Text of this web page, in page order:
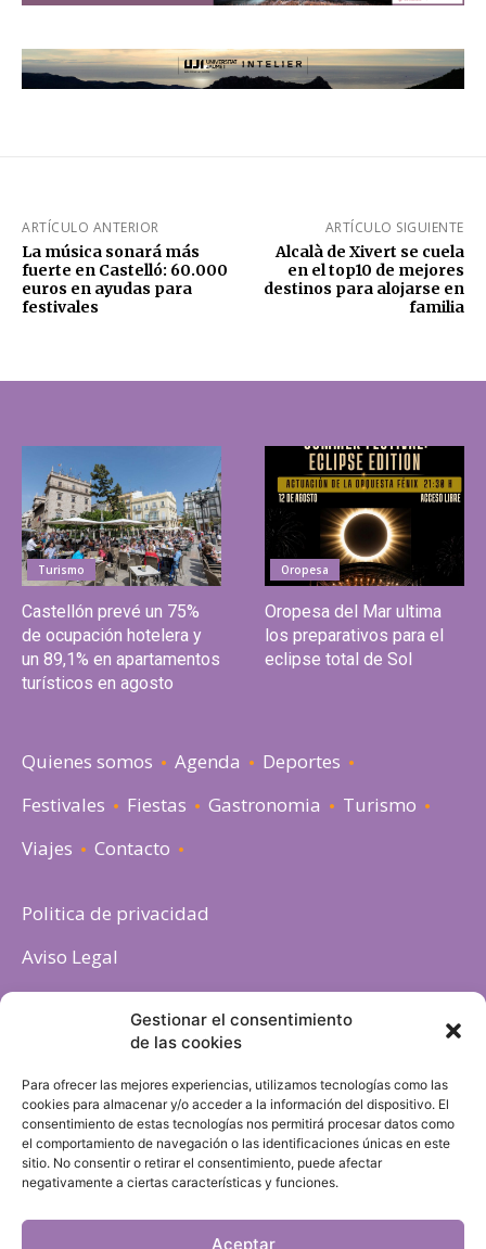
Gestionar el consentimiento
de las cookies
Para ofrecer las mejores experiencias, utilizamos tecnologías como las
cookies para almacenar y/o acceder a la información del dispositivo. El
consentimiento de estas tecnologías nos permitirá procesar datos como
el comportamiento de navegación o las identificaciones únicas en este
sitio. No consentir o retirar el consentimiento, puede afectar
negativamente a ciertas características y funciones.
Aceptar
ARTÍCULO ANTERIOR
La música sonará más
fuerte en Castelló: 60.000
euros en ayudas para
festivales
ARTÍCULO SIGUIENTE
Alcalà de Xivert se cuela
en el top10 de mejores
destinos para alojarse en
familia
Turismo
Castellón prevé un 75%
de ocupación hotelera y
un 89,1% en apartamentos
turísticos en agosto
Oropesa
Oropesa del Mar ultima
los preparativos para el
eclipse total de Sol
Quienes somos Agenda
Deportes
Festivales
Fiestas Gastronomia
Turismo
Viajes
Contacto
Politica de privacidad
Aviso Legal
Política de cookies